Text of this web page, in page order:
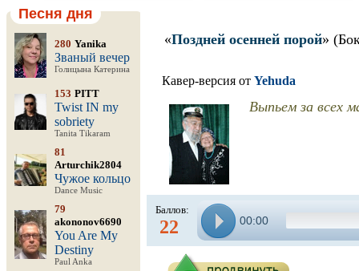
Песня дня
280 Yanika
Званый вечер
Голицына Катерина
153 PITT
Twist IN my
sobriety
Tanita Tikaram
81
Arturchik2804
Чужое кольцо
Dance Music
79
akononov6690
You Are My
Destiny
Paul Anka
«Поздней осенней порой»
Кавер-версия от Yehuda
Выпьем за всех
Баллов:
22 00:00